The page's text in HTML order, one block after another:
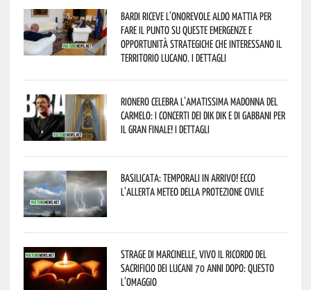
Bardi riceve l’onorevole Aldo Mattia per
fare il punto su queste emergenze e
opportunità strategiche che interessano il
territorio lucano. I dettagli
Rionero celebra l’amatissima Madonna del
Carmelo: i concerti dei DIK DIK e di Gabbani per
il gran finale! I dettagli
Basilicata: temporali in arrivo! Ecco
l’allerta meteo della Protezione civile
Strage di Marcinelle, vivo il ricordo del
sacrificio dei lucani 70 anni dopo: questo
l’omaggio